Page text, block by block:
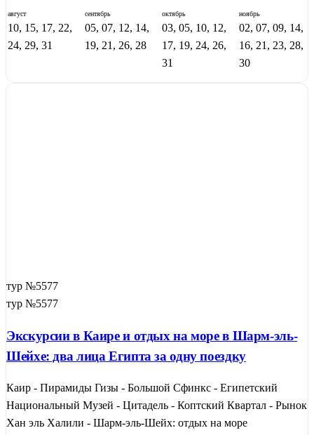
август
10, 15, 17, 22,
24, 29, 31
сентябрь
05, 07, 12, 14,
19, 21, 26, 28
октябрь
03, 05, 10, 12,
17, 19, 24, 26,
31
ноябрь
02, 07, 09, 14,
16, 21, 23, 28,
30
тур №5577
тур №5577
Экскурсии в Каире и отдых на море в Шарм-эль-
Шейхе: два лица Египта за одну поездку
Каир - Пирамиды Гизы - Большой Сфинкс - Египетский
Национальный Музей - Цитадель - Коптский Квартал - Рынок
Хан эль Халили - Шарм-эль-Шейх: отдых на море